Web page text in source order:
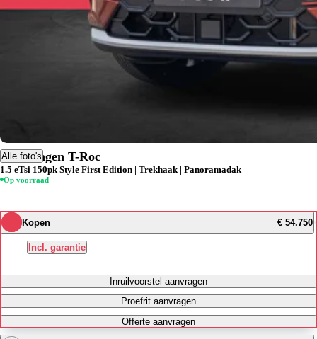
Alle foto's
Volkswagen T-Roc
1.5 eTsi 150pk Style First Edition | Trekhaak | Panoramadak
Op voorraad
Kopen € 54.750
Incl. garantie
Inruilvoorstel aanvragen
Proefrit aanvragen
Offerte aanvragen